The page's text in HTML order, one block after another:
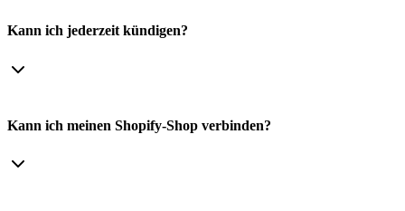
Kann ich jederzeit kündigen?
Kann ich meinen Shopify-Shop verbinden?